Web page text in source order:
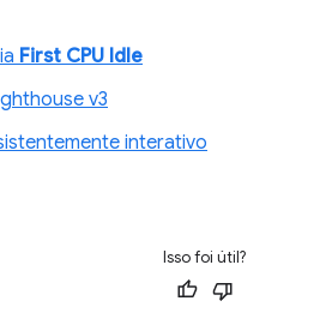
First CPU Idle
v3
interativo
Isso foi útil?